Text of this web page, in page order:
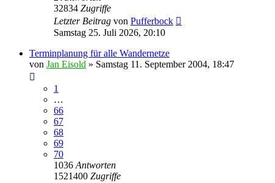
32834 Zugriffe
Letzter Beitrag von Pufferbock
Samstag 25. Juli 2026, 20:10
Terminplanung für alle Wandernetze
von Jan Eisold » Samstag 11. September 2004, 18:47
1
…
66
67
68
69
70
1036 Antworten
1521400 Zugriffe